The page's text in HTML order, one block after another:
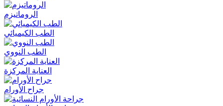
الروماتيزم
الطب الكيميائي
الطب النووي
العناية المركزة
جراح الأورام